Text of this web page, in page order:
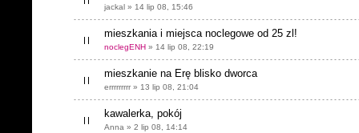
jackal » 14 lip 08, 15:46
mieszkania i miejsca noclegowe od 25 zl!
noclegENH » 14 lip 08, 22:19
mieszkanie na Erę blisko dworca
errrrrrrrr » 13 lip 08, 21:04
kawalerka, pokój
Anna » 2 lip 08, 14:14